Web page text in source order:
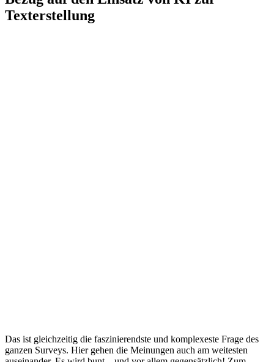
Texterstellung
Das ist gleichzeitig die faszinierendste und komplexeste Frage des
ganzen Surveys. Hier gehen die Meinungen auch am weitesten